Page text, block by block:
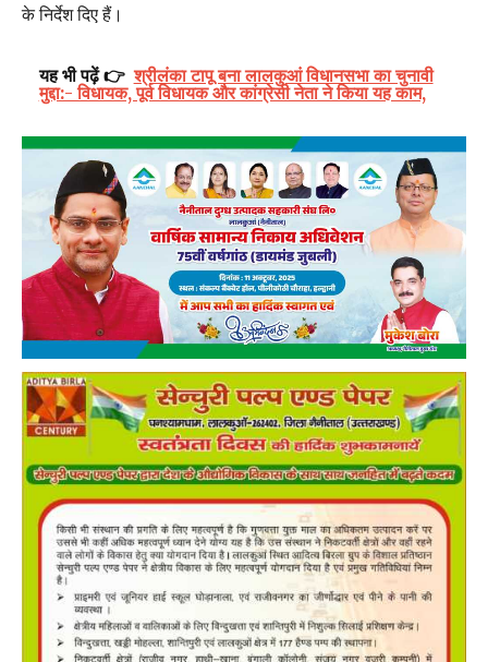
के निर्देश दिए हैं।
यह भी पढ़ें 👉 श्रीलंका टापू बना लालकुआं विधानसभा का चुनावी
मुद्दा:- विधायक, पूर्व विधायक और कांग्रेसी नेता ने किया यह काम,